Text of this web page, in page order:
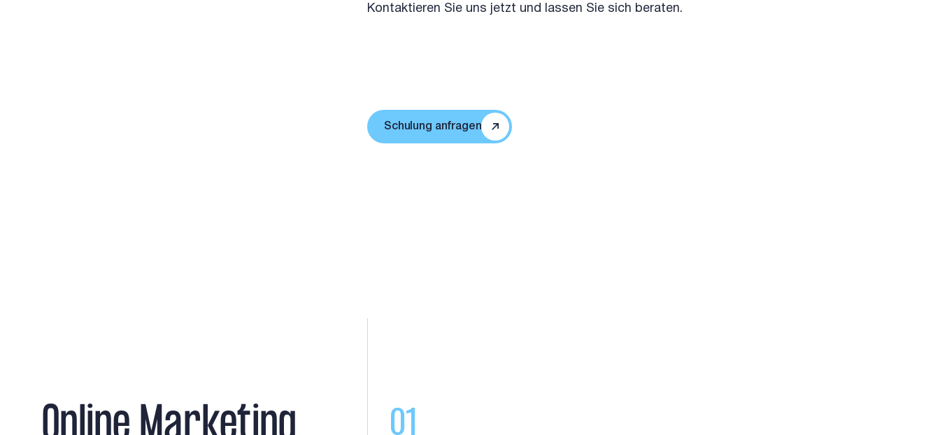
Kontaktieren Sie uns jetzt und lassen Sie sich beraten.
Schulung anfragen
01